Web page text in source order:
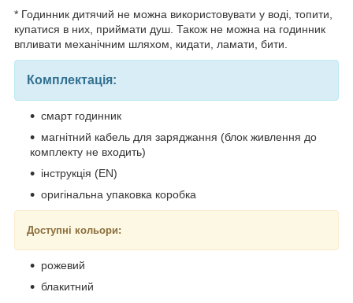
* Годинник дитячий не можна використовувати у воді, топити,
купатися в них, приймати душ. Також не можна на годинник
впливати механічним шляхом, кидати, ламати, бити.
Комплектація:
смарт годинник
магнітний кабель для заряджання (блок живлення до
комплекту не входить)
інструкція (EN)
оригінальна упаковка коробка
Доступні кольори:
рожевий
блакитний